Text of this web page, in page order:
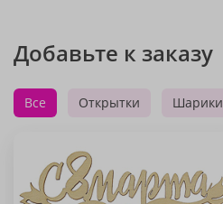
Добавьте к заказу
Все Открытки Шарики